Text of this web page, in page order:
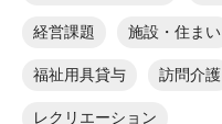
経営課題 施設・住まい
福祉用具貸与 訪問介護
レクリエーション